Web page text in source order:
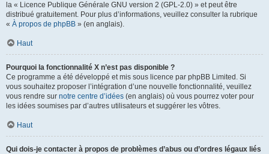
la « Licence Publique Générale GNU version 2 (GPL-2.0) » et peut être
distribué gratuitement. Pour plus d’informations, veuillez consulter la rubrique
« À propos de phpBB » (en anglais).
Haut
Pourquoi la fonctionnalité X n’est pas disponible ?
Ce programme a été développé et mis sous licence par phpBB Limited. Si
vous souhaitez proposer l’intégration d’une nouvelle fonctionnalité, veuillez
vous rendre sur notre centre d’idées (en anglais) où vous pourrez voter pour
les idées soumises par d’autres utilisateurs et suggérer les vôtres.
Haut
Qui dois-je contacter à propos de problèmes d’abus ou d’ordres légaux liés